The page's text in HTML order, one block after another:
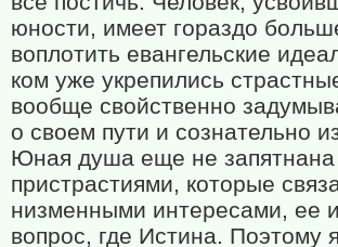
юности, имеет гораздо
воплотить евангельские
ком уже укрепились
вообще свойственно
о своем пути и сознательно
Юная душа еще не
пристрастиями, которые
низменными интересами, ее
вопрос, где Истина. Поэтому